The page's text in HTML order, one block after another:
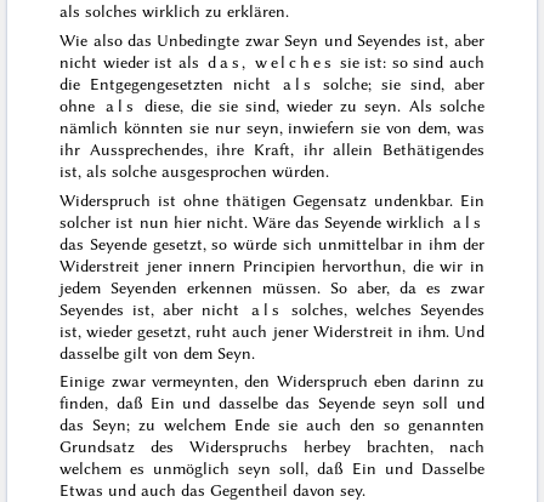
als solches wirklich zu erklären.
Wie also das Unbedingte zwar Seyn und Seyendes ist, aber
nicht wieder ist als das , welches sie ist: so sind auch
die Entgegengesetzten nicht
als
solche; sie sind, aber
ohne als
diese, die sie sind, wieder zu seyn. Als solche
nämlich könnten sie nur seyn, inwiefern sie von dem, was
ihr Aussprechendes, ihre Kraft, ihr allein Bethätigendes
ist, als solche ausgesprochen würden.
Widerspruch ist ohne thätigen Gegensatz undenkbar. Ein
solcher ist nun hier nicht. Wäre das Seyende wirklich als
das Seyende gesetzt, so würde sich unmittelbar in ihm der
Widerstreit jener innern Principien hervorthun, die wir in
jedem Seyenden erkennen müssen. So aber, da es zwar
Seyendes ist, aber nicht
als
solches, welches Seyendes
ist, wieder gesetzt, ruht auch jener Widerstreit in ihm. Und
dasselbe gilt von dem Seyn.
Einige zwar vermeynten, den Widerspruch eben darinn zu
finden, daß Ein und dasselbe das Seyende seyn soll und
das Seyn; zu welchem Ende sie auch den so genannten
Grundsatz desWiderspruchs herbey brachten, nach
welchem es unmöglich seyn soll, daß Ein und Dasselbe
Etwas und auch das Gegentheil davon sey.